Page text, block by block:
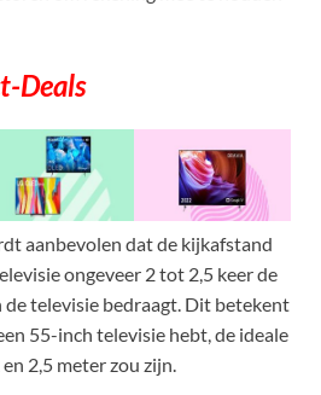
Deals
aanbevolen dat de kijkafstand
ongeveer 2 tot 2,5 keer de
televisie bedraagt. Dit betekent
55-inch televisie hebt, de ideale
2,5 meter zou zijn.